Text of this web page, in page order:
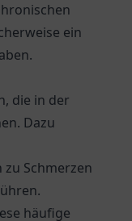
ein
die in der
Dazu
zu Schmerzen
häufige